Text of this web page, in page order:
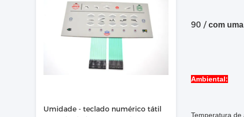
Umidade - teclado numérico tátil
90 /com
Ambiental:
Temperatura de